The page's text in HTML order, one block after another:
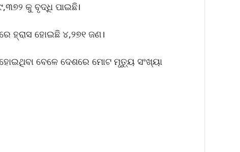
କୁ ବୃଦ୍ଧି ପାଇଛି।
ହ୍ରାସ ହୋଇଛି ୪,୨୭୧ ଜଣ।
ବେଳେ ଦେଶରେ ମୋଟ ମୃତ୍ୟୁ ସଂଖ୍ୟା